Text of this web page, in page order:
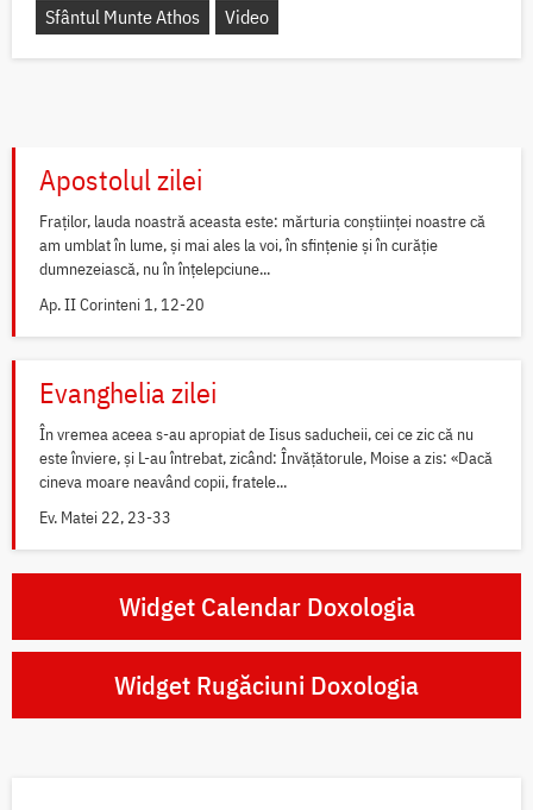
Sfântul Munte Athos
Video
Apostolul zilei
Fraților, lauda noastră aceasta este: mărturia conștiinței noastre că
am umblat în lume, și mai ales la voi, în sfințenie și în curăție
dumnezeiască, nu în înțelepciune...
Ap. II Corinteni 1, 12-20
Evanghelia zilei
În vremea aceea s-au apropiat de Iisus saducheii, cei ce zic că nu
este înviere, și L-au întrebat, zicând: Învățătorule, Moise a zis: «Dacă
cineva moare neavând copii, fratele...
Ev. Matei 22, 23-33
Widget Calendar Doxologia
Widget Rugăciuni Doxologia